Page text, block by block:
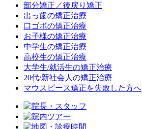
部分矯正／後戻り矯正
出っ歯の矯正治療
口ゴボの矯正治療
お子様の矯正治療
中学生の矯正治療
高校生の矯正治療
大学生/就活生の矯正治療
20代/新社会人の矯正治療
マウスピース矯正を失敗した方へ